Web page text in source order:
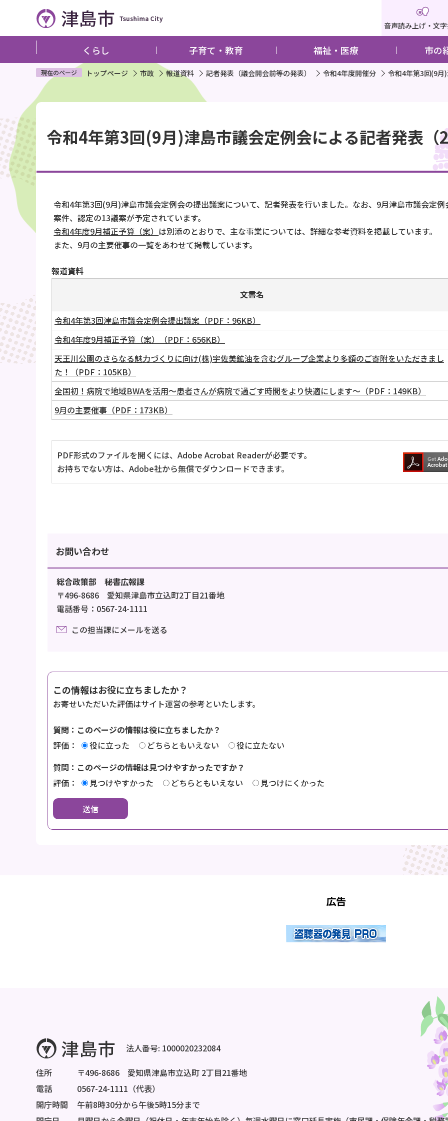
ペ
ジ
す
音声読み上げ・文
くらし 子育て・教育 福祉・医療 市の
現在のページ トップページ 市政 報道資料 記者発表（議会開会前等の発表） 令和4年度開催分 令和4年第3回(9月
文
こ
こ
か
ら
令和4年第3回(9月)津島市議会定例会による記者発表
令和4年第3回(9月)津島市議会定例会の提出議案について、記者発表を行いました。なお、9月津島市議会定
案件、認定の13議案が予定されています。
令和4年度9月補正予算（案） は別添のとおりで、主な事業については、詳細な参考資料を掲載しています。
また、9月の主要催事の一覧をあわせて掲載しています。
報道資料
文書名
令和4年第3回津島市議会定例会提出議案（PDF：96KB）
令和4年度9月補正予算（案）（PDF：656KB）
天王川公園のさらなる魅力づくりに向け(株)宇佐美鉱油を含むグループ企業より多額のご寄附をいただきまし
た！（PDF：105KB）
全国初！病院で地域BWAを活用～患者さんが病院で過ごす時間をより快適にします～（PDF：149KB）
9月の主要催事（PDF：173KB）
PDF形式のファイルを開くには、Adobe Acrobat Readerが必要です。
お持ちでない方は、Adobe社から無償でダウンロードできます。
お問い合わせ
総合政策部 秘書広報課
〒496-8686 愛知県津島市立込町2丁目21番地
電話番号：0567-24-1111
この担当課にメールを送る
この情報はお役に立ちましたか？
お寄せいただいた評価はサイト運営の参考といたします。
質問：このページの情報は役に立ちましたか？
評価：
役に立った どちらともいえない
役に立たない
質問：このページの情報は見つけやすかったですか？
評価：
見つけやすかった どちらともいえない 見つけにくかった
広告
法人番号: 1000020232084
住所
〒496-8686 愛知県津島市立込町 2丁目21番地
電話
0567-24-1111（代表）
開庁時間
午前8時30分から午後5時15分まで